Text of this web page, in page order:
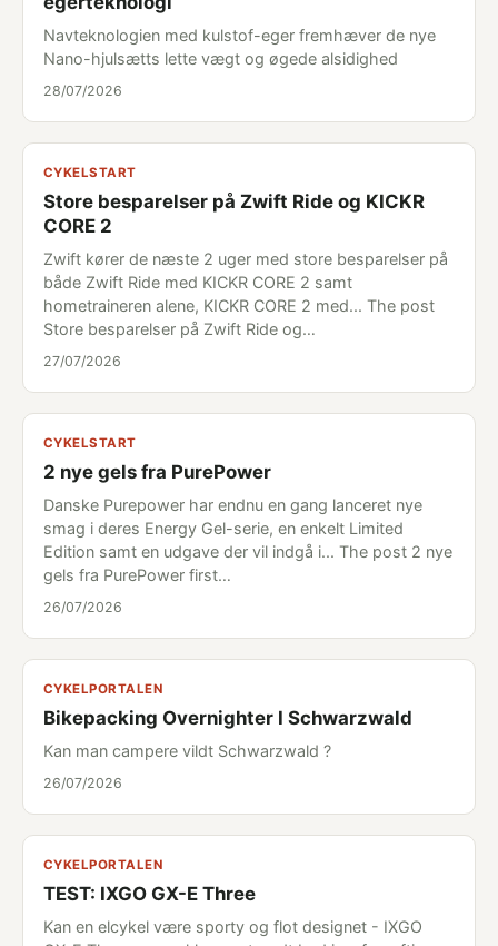
Navteknologien med kulstof-eger fremhæver de nye
Nano-hjulsætts lette vægt og øgede alsidighed
28/07/2026
CYKELSTART
Store besparelser på Zwift Ride og KICKR
CORE 2
Zwift kører de næste 2 uger med store besparelser på
både Zwift Ride med KICKR CORE 2 samt
hometraineren alene, KICKR CORE 2 med... The post
Store besparelser på Zwift Ride og…
27/07/2026
CYKELSTART
2 nye gels fra PurePower
Danske Purepower har endnu en gang lanceret nye
smag i deres Energy Gel-serie, en enkelt Limited
Edition samt en udgave der vil indgå i... The post 2 nye
gels fra PurePower first…
26/07/2026
CYKELPORTALEN
Bikepacking Overnighter I Schwarzwald
Kan man campere vildt Schwarzwald ?
26/07/2026
CYKELPORTALEN
TEST: IXGO GX-E Three
Kan en elcykel være sporty og flot designet - IXGO